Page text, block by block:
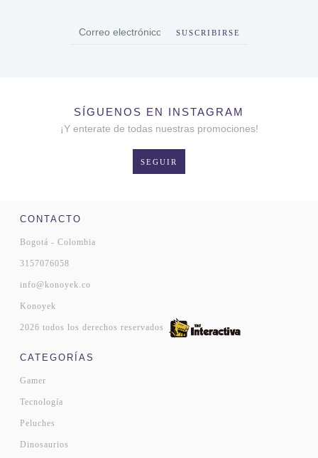
SUSCRIBIRSE
SÍGUENOS EN INSTAGRAM
¡Y enterate de todas nuestras promociones!
SEGUIR
CONTACTO
Bogotá - Colombia
3157076058
info@konoyek.co
Konoyek
2026 todos los derechos reservados
CATEGORÍAS
Gamer
Tecnología
Peluches
Dinosaurios